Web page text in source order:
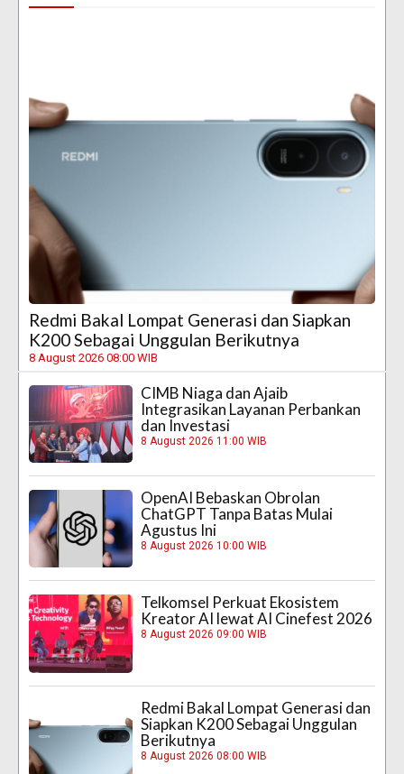
Redmi Bakal Lompat Generasi dan Siapkan
K200 Sebagai Unggulan Berikutnya
8 August 2026 08:00 WIB
CIMB Niaga dan Ajaib
Integrasikan Layanan Perbankan
dan Investasi
8 August 2026 11:00 WIB
OpenAI Bebaskan Obrolan
ChatGPT Tanpa Batas Mulai
Agustus Ini
8 August 2026 10:00 WIB
Telkomsel Perkuat Ekosistem
Kreator AI lewat AI Cinefest 2026
8 August 2026 09:00 WIB
Redmi Bakal Lompat Generasi dan
Siapkan K200 Sebagai Unggulan
Berikutnya
8 August 2026 08:00 WIB